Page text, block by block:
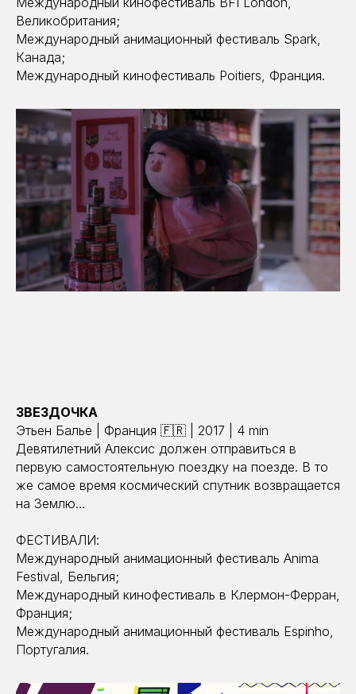
Великобритания;
Международный анимационный фестиваль Spark,
Канада;
Международный кинофестиваль Poitiers, Франция.
ЗВЕЗДОЧКА
Этьен Балье | Франция 🇫🇷 | 2017 | 4 min
Девятилетний Алексис должен отправиться в
первую самостоятельную поездку на поезде. В то
же самое время космический спутник возвращается
на Землю…
ФЕСТИВАЛИ:
Международный анимационный фестиваль Anima
Festival, Бельгия;
Международный кинофестиваль в Клермон-Ферран,
Франция;
Международный анимационный фестиваль Espinho,
Португалия.